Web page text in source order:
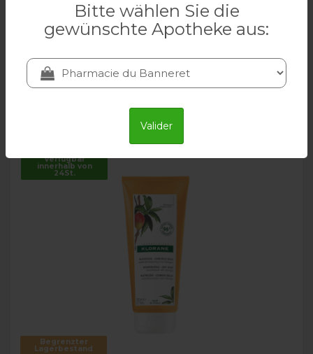
Bitte wählen Sie die
gewünschte Apotheke aus:
Valider
KLORANE
Verfügbar
innerhalb von
24St.
Begrenzter
Lagerbestand